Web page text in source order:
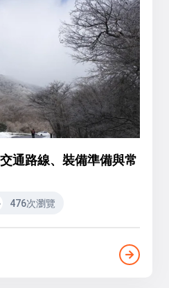
通路線、裝備準備與常
476次瀏覽